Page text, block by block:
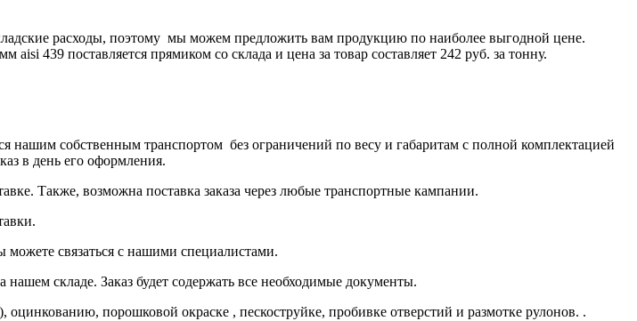
расходы, поэтому мы можем предложить вам продукцию по наиболее выгодной цене.
aisi 439 поставляется прямиком со склада и цена за товар составляет 242 руб. за тонну.
собственным транспортом без ограничений по весу и габаритам с полной комплектацией
в день его оформления.
. Также, возможна поставка заказа через любые транспортные кампании.
можете связаться с нашими специалистами.
складе. Заказ будет содержать все необходимые документы.
порошковой окраске , пескоструйке, пробивке отверстий и размотке рулонов. .